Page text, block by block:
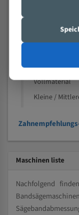
Speziell
Vollmaterial
Kleine /
Maschinen liste
Nachfolgend